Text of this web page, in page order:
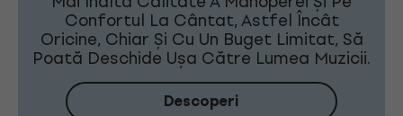
Confortul La Cântat, Astfel Încât
Oricine, Chiar Și Cu Un Buget Limitat, Să
Poată Deschide Ușa Către Lumea Muzicii.
Descoperi